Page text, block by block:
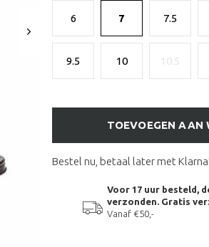
6 7 7.5
9.5 10 10.5
TOEVOEGEN AAN
Bestel nu, betaal later met Klarna!
Voor 17 uur besteld,
verzonden. Gratis
Vanaf €50,-